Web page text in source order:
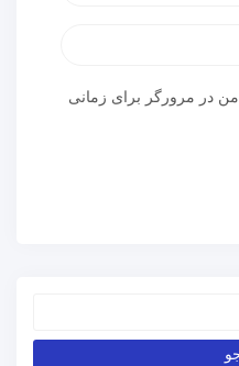
من در مرورگر برای زمانی